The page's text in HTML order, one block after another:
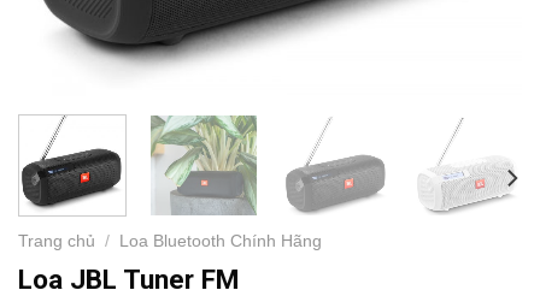
Trang chủ / Loa Bluetooth Chính Hãng
Loa JBL Tuner FM